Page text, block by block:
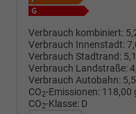
Verbrauch kombiniert:
Verbrauch Innenstadt:
Verbrauch Stadtrand:
Verbrauch Landstraße:
Verbrauch Autobahn:
CO2-Emissionen: 118,00
CO2-Klasse: D